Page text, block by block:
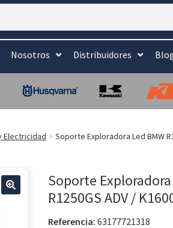
Nosotros Distribuidores
Electricidad Soporte Exploradora Led BMW
Soporte Exploradora
R1250GS ADV /
Referencia: 63177721318